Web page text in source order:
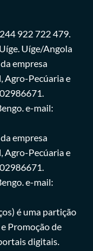
922 722 479.
Uíge/Angola
empresa
Agro-Pecúaria e
e-mail:
empresa
Agro-Pecúaria e
e-mail:
é uma partição
Promoção de
digitais.